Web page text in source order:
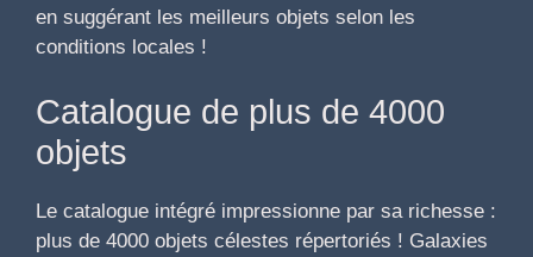
en suggérant les meilleurs objets selon les
conditions locales !
Catalogue de plus de 4000
objets
Le catalogue intégré impressionne par sa richesse :
plus de 4000 objets célestes répertoriés ! Galaxies